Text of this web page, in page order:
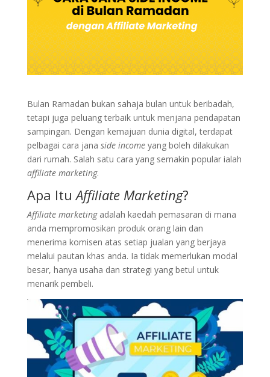
Bulan Ramadan bukan sahaja bulan untuk beribadah,
tetapi juga peluang terbaik untuk menjana pendapatan
sampingan. Dengan kemajuan dunia digital, terdapat
pelbagai cara jana side incomeyang boleh dilakukan
dari rumah. Salah satu cara yang semakin popular ialah
affiliate marketing.
Apa ItuAffiliate Marketing?
Affiliate marketingadalah kaedah pemasaran di mana
anda mempromosikan produk orang lain dan
menerima komisen atas setiap jualan yang berjaya
melalui pautan khas anda. Ia tidak memerlukan modal
besar, hanya usaha dan strategi yang betul untuk
menarik pembeli.